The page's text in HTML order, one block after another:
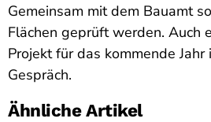
Gemeinsam mit dem Bauamt
Flächen geprüft werden. Auch
Projekt für das kommende
Gespräch.
Ähnliche Artikel